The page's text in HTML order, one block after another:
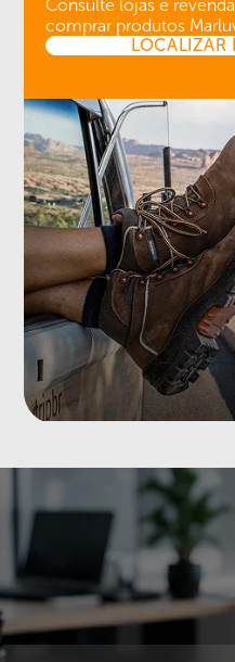
Consulte lojas e
comprar produtos
LOCALIZAR